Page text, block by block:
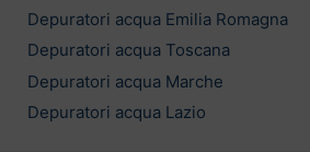
Depuratori acqua Emilia Romagna
Depuratori acqua Toscana
Depuratori acqua Marche
Depuratori acqua Lazio